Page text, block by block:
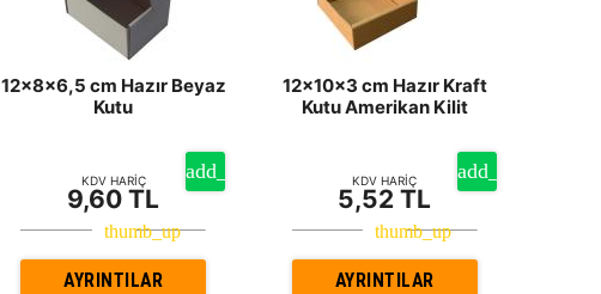
12x8x6,5 cm Hazır Beyaz
Kutu
KDV HARİÇ
9,60 TL
AYRINTILAR
12x10x3 cm Hazır Kraft
Kutu Amerikan Kilit
KDV HARİÇ
5,52 TL
AYRINTILAR